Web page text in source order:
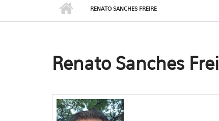
RENATO SANCHES FREIRE
Renato Sanches